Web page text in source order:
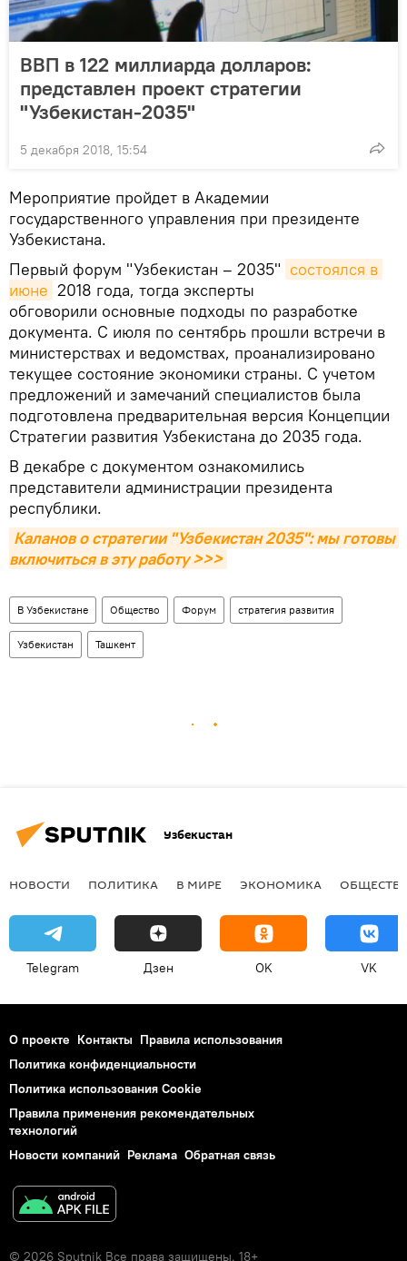
ВВП в 122 миллиарда долларов:
представлен проект стратегии
"Узбекистан-2035"
5 декабря 2018, 15:54
Мероприятие пройдет в Академии
государственного управления при президенте
Узбекистана.
Первый форум "Узбекистан – 2035" состоялся в
июне 2018 года, тогда эксперты
обговорили основные подходы по разработке
документа. С июля по сентябрь прошли встречи в
министерствах и ведомствах, проанализировано
текущее состояние экономики страны. С учетом
предложений и замечаний специалистов была
подготовлена предварительная версия Концепции
Стратегии развития Узбекистана до 2035 года.
В декабре с документом ознакомились
представители администрации президента
республики.
Каланов о стратегии "Узбекистан 2035": мы готовы
включиться в эту работу >>>
В Узбекистане Общество Форум стратегия развития
Узбекистан Ташкент
Узбекистан
НОВОСТИ ПОЛИТИКА В МИРЕ ЭКОНОМИКА
Telegram Дзен OK VK
О проекте Контакты Правила использования
Политика конфиденциальности
Политика использования Cookie
Правила применения рекомендательных
технологий
Новости компаний Реклама Обратная связь
© 2026 Sputnik Все права защищены. 18+